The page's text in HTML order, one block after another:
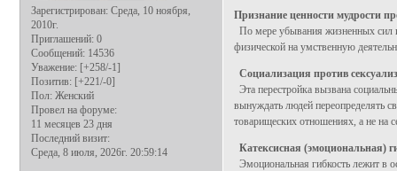
Зарегистрирован: Среда, 10 ноября,
2010г.
Приглашений: 0
Сообщений: 14536
Уважение: [+258/-1]
Позитив: [+221/-0]
Пол: Женский
Провел на форуме:
11 месяцев 23 дня
Последний визит:
Среда, 8 июля, 2026г. 20:59:14
Признание ценности мудрости
По мере убывания жизненных сил
физической на умственную
Социализация против
Эта перестройка вызвана
вынуждать людей переопределять
товарищеских отношениях, а не на
Катексисная (эмоциональная)
Эмоциональная гибкость лежит в